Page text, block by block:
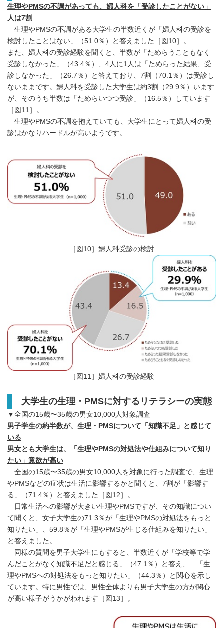
生理やPMSの不調があっても、婦人科を「受診したことがない」
人は7割
生理やPMSの不調がある大学生の半数近くが「婦人科の受診を
検討したことはない」（51.0％）と答えました［図10］。
また、婦人科の受診経験を聞くと、半数が「ためらうこともなく
受診しなかった」（43.4％）、4人に1人は「ためらった結果、受
診しなかった」（26.7％）と答えており、7割（70.1％）は受診し
ないままです。婦人科を受診した大学生は約3割（29.9％）います
が、そのうち半数は「ためらいつつ受診」（16.5％）しています
［図11］。
生理やPMSの不調を抱えていても、大学生にとって婦人科の受
診はかなりハードルが高いようです。
［図10］婦人科受診の検討
［図11］婦人科の受診経験
大学生の生理・PMSに対するリテラシーの実態
▼全国の15歳〜35歳の男女10,000人対象調査
男子学生の約半数が、生理・PMSについて「知識不足」と感じて
いる
男女とも大学生は、「生理やPMSの対処法や仕組みについて知り
たい」意欲が高い
全国の15歳〜35歳の男女10,000人を対象に行った調査で、生理
やPMSなどの症状は生活に影響するかと聞くと、7割が「影響す
る」（71.4％）と答えました［図12］。
日常生活への影響が大きい生理やPMSですが、その知識につい
て聞くと、女子大学生の71.3％が「生理やPMSの対処法をもっと
知りたい」、59.8％が「生理やPMSが生じる仕組みを知りたい」
と答えました。
同様の質問を男子大学生にもすると、半数近くが「学校等で学
んだことがなく知識不足だと感じる」（47.1％）と答え、 「生
理やPMSへの対処法をもっと知りたい」（44.3％）と関心を示し
ています。特に男性では、男性全体よりも男子大学生の方が関心
が高い様子がうかがわれます［図13］。
English